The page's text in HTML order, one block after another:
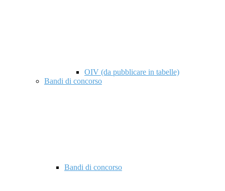
OIV (da pubblicare in tabelle)
Bandi di concorso
Bandi di concorso